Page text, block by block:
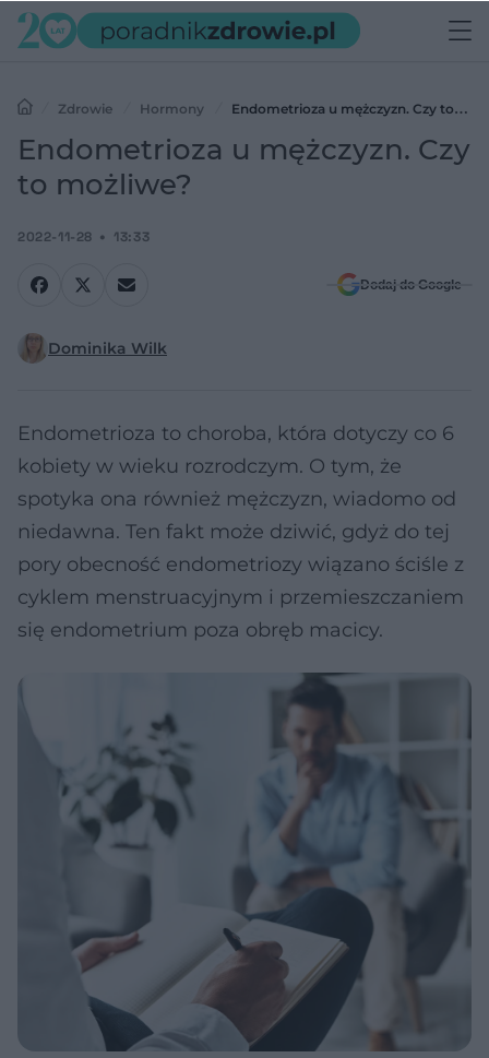
Zdrowie Hormony
Endometrioza u mężczyzn. Czy to
możliwe?
Endometrioza u mężczyzn. Czy
to możliwe?
2022-11-28 13:33
Dodaj do Google
Dominika Wilk
Endometrioza to choroba, która dotyczy co 6
kobiety w wieku rozrodczym. O tym, że
spotyka ona również mężczyzn, wiadomo od
niedawna. Ten fakt może dziwić, gdyż do tej
pory obecność endometriozy wiązano ściśle z
cyklem menstruacyjnym i przemieszczaniem
się endometrium poza obręb macicy.